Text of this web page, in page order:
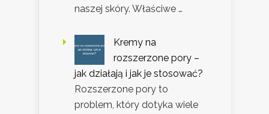
naszej skóry. Właściwe …
Kremy na
rozszerzone pory –
jak działają i jak je stosować?
Rozszerzone pory to
problem, który dotyka wiele